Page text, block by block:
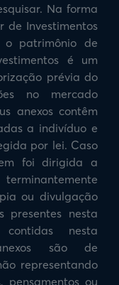
Na forma
de Investimentos
patrimônio de
é um
prévia do
no mercado
anexos contêm
a indivíduo e
por lei. Caso
foi dirigida a
ou divulgação
presentes nesta
contidas nesta
são de
representando
pensamentos ou